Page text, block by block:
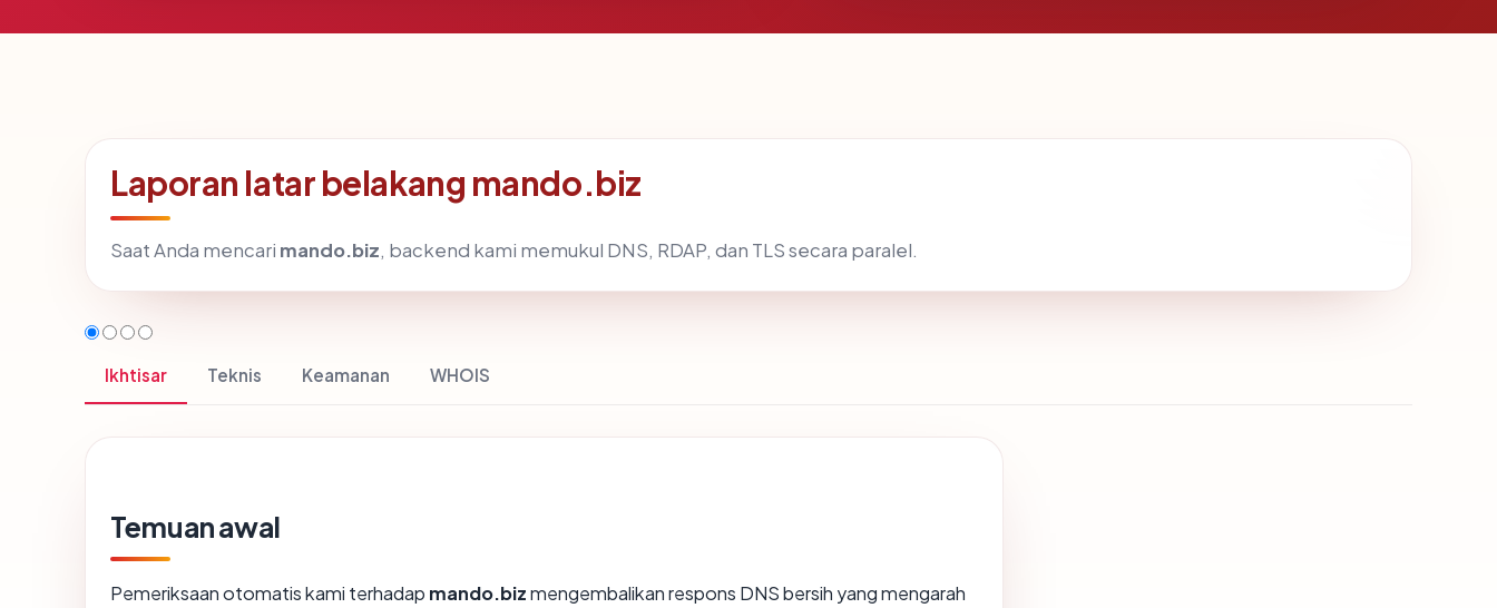
Laporan latar belakang mando.biz
Saat Anda mencari mando.biz, backend kami memukul DNS, RDAP, dan TLS secara paralel.
Ikhtisar Teknis Keamanan WHOIS
Temuan awal
Pemeriksaan otomatis kami terhadap mando.bizmengembalikan respons DNS bersih yang mengarah